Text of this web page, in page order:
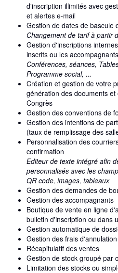
d'inscription illimités avec
et alertes e-mail
Gestion de dates de bascule
Changement de tarif à partir
Gestion d'inscriptions
inscrits ou les accompagnants
Conférences, séances,
Programme social, ...
Création et gestion de votre
génération des documents
Congrès
Gestion des conventions de
Gestion des intentions de
(taux de remplissage des
Personnalisation des
confirmation
Editeur de texte intégré afin
personnalisés avec les
QR code, images, tableaux
Gestion des demandes de
Gestion des accompagnants
Boutique de vente en ligne
bulletin d'inscription ou dans
Gestion automatique de
Gestion des frais
Récapitulatif des ventes
Gestion de stock groupé par
Limitation des stocks ou